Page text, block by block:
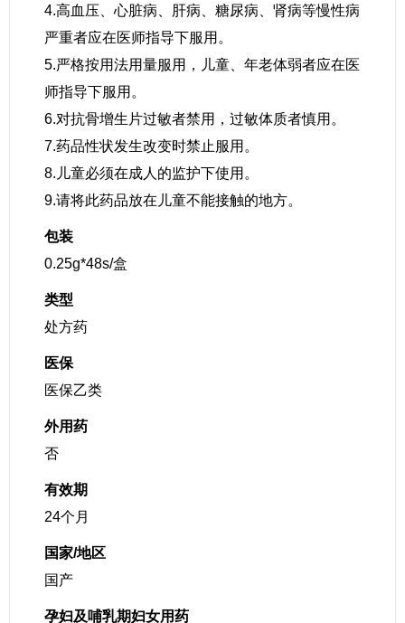
4.高血压、心脏病、肝病、糖尿病、肾病等慢性病
严重者应在医师指导下服用。
5.严格按用法用量服用，儿童、年老体弱者应在医
师指导下服用。
6.对抗骨增生片过敏者禁用，过敏体质者慎用。
7.药品性状发生改变时禁止服用。
8.儿童必须在成人的监护下使用。
9.请将此药品放在儿童不能接触的地方。
包装
0.25g*48s/盒
类型
处方药
医保
医保乙类
外用药
否
有效期
24个月
国家/地区
国产
孕妇及哺乳期妇女用药